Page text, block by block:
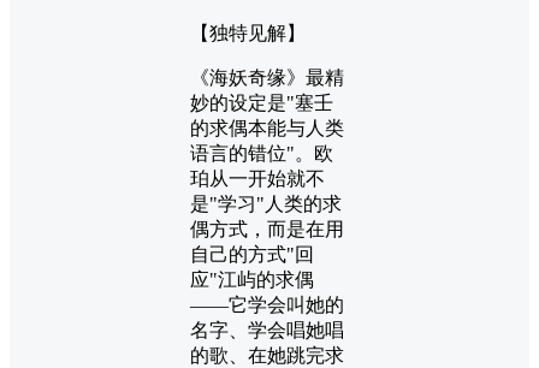
【独特见解】
《海妖奇缘》最精
妙的设定是"塞壬
的求偶本能与人类
语言的错位"。欧
珀从一开始就不
是"学习"人类的求
偶方式，而是在用
自己的方式"回
应"江屿的求偶
——它学会叫她的
名字、学会唱她唱
的歌、在她跳完求